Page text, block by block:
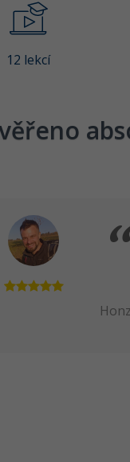
12 lekcí